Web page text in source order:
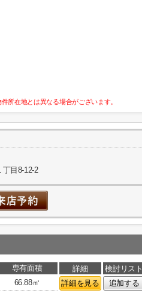
所在地とは異なる場合がございます。
目8-12-2
専有面積 詳細
検討リスト
66.88㎡ 詳細を見る 追加する